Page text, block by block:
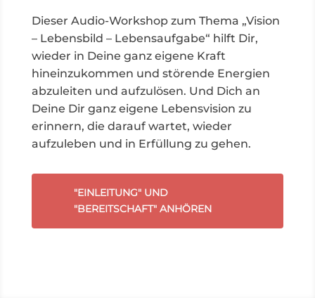
Dieser Audio-Workshopzum Thema „Vision
– Lebensbild – Lebensaufgabe“ hilft Dir,
wieder in Deine ganz eigene Kraft
hineinzukommen und störende Energien
abzuleiten und aufzulösen. Und Dich an
Deine Dir ganz eigene Lebensvision zu
erinnern, die darauf wartet, wieder
aufzuleben und in Erfüllung zu gehen.
"EINLEITUNG" UND
"BEREITSCHAFT" ANHÖREN